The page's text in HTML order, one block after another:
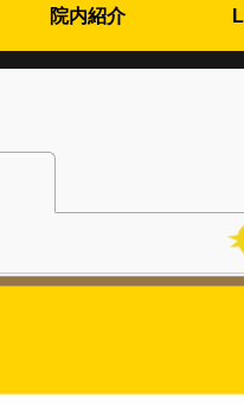
院内紹介